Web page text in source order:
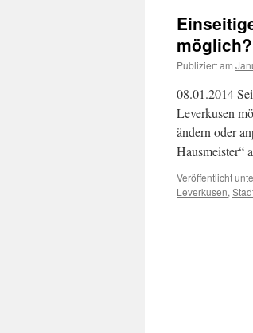
Publiziert am
08.01.2014
Leverkusen
ändern oder
Hausmeister“
Veröffentlicht
Leverkusen,